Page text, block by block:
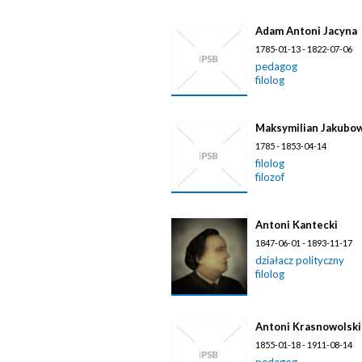
Adam Antoni Jacyna
1785-01-13 - 1822-07-06
pedagog
filolog
Maksymilian
1785 - 1853-04-14
filolog
filozof
Antoni Kantecki
1847-06-01 - 1893-11-17
działacz polityczny
filolog
Antoni Krasnowolski
1855-01-18 - 1911-08-14